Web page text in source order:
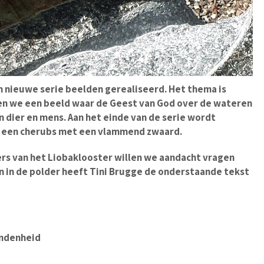
serie beelden gerealiseerd. Het thema is
we een beeld waar de Geest van God over de wateren
en mens. Aan het einde van de serie wordt
cherubs met een vlammend zwaard.
van het Liobaklooster willen we aandacht vragen
in de polder heeft Tini Brugge de onderstaande tekst